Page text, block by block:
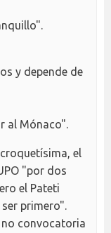
y depende de
al Mónaco".
el
"por dos
el Pateti
primero".
convocatoria